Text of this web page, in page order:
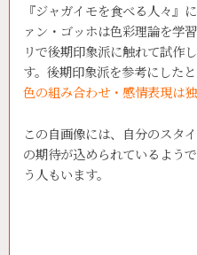
『ジャガイモを食べる人々』
ァン・ゴッホは色彩理論を学
リで後期印象派に触れて試作
す。後期印象派を参考にした
色の組み合わせ・感情表現は
この自画像には、自分のスタ
の期待が込められているよう
う人もいます。